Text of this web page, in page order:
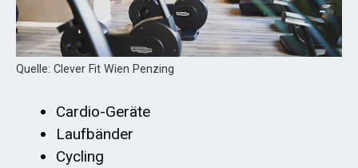
Quelle: Clever Fit Wien Penzing
Cardio-Geräte
Laufbänder
Cycling